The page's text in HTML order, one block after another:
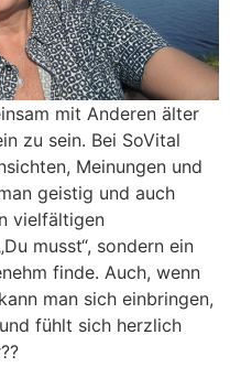
mit Anderen älter
zu sein. Bei SoVital
Meinungen und
geistig und auch
vielfältigen
musst“, sondern ein
finde. Auch, wenn
man sich einbringen,
fühlt sich herzlich